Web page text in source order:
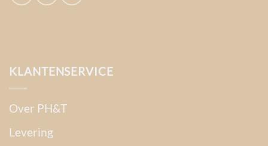
KLANTENSERVICE
Over PH&T
Levering